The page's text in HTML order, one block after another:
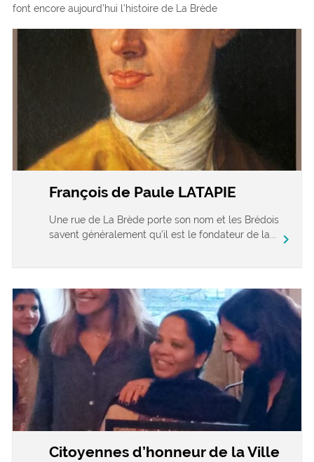
font encore aujourd’hui l’histoire de La Brède
François de Paule LATAPIE
Une rue de La Brède porte son nom et les Brédois
savent généralement qu’il est le fondateur de la...
chevron_right
Citoyennes d’honneur de la Ville